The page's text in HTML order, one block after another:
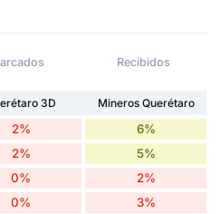
Recibidos
3D
Mineros Querétaro
2% 6%
2% 5%
0% 2%
0% 3%